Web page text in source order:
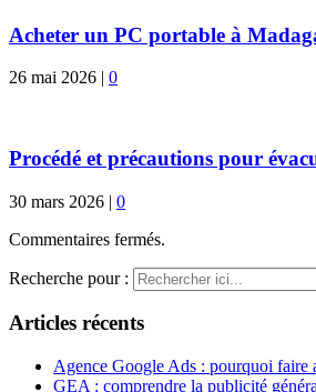
Acheter un PC portable à
26 mai 2026 | 0
Procédé et précautions pour
30 mars 2026 | 0
Commentaires fermés.
Recherche pour :
Articles récents
Agence Google Ads : pourquoi faire
GEA : comprendre la publicité